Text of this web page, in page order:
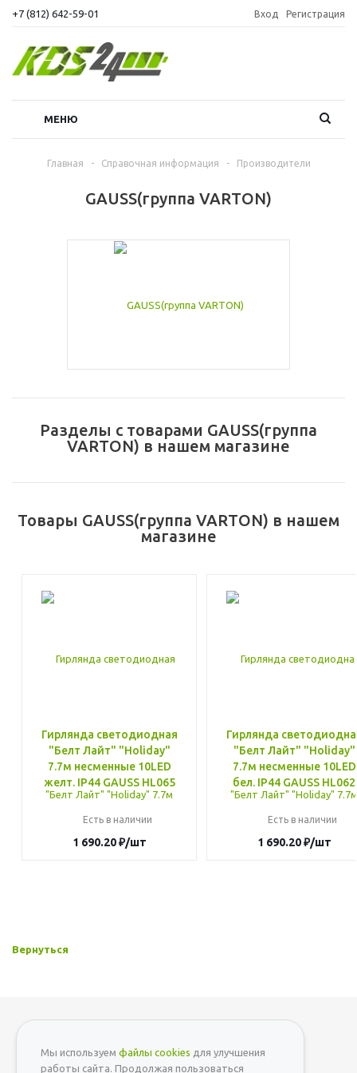
+7 (812) 642-59-01 Вход Регистрация
МЕНЮ
Главная - Справочная информация - Производители
GAUSS(группа VARTON)
Разделы с товарами GAUSS(группа
VARTON) в нашем магазине
Товары GAUSS(группа VARTON) в нашем
магазине
Гирлянда светодиодная
"Белт Лайт" "Holiday"
7.7м несменные 10LED
желт. IP44 GAUSS HL065
Есть в наличии
1 690.20₽/шт
Гирлянда
"Белт Лайт" "Holiday"
7.7м несменные 10LED
бел. IP44 GAUSS HL062
Есть в наличии
1 690.20₽/шт
Вернуться
+7 (812) 642-59-01
Мы используем файлы cookies для улучшения
работы сайта. Продолжая пользоваться